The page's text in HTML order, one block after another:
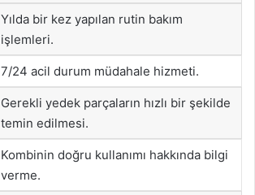
Yılda bir kez yapılan rutin bakım
işlemleri.
7/24 acil durum müdahale hizmeti.
Gerekli yedek parçaların hızlı bir şekilde
temin edilmesi.
Kombinin doğru kullanımı hakkında bilgi
verme.